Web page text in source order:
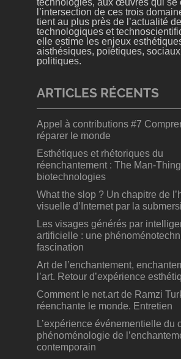
l’intersection de ces trois
tient au plus près de l’actualité
technologiques et
elle estime les enjeux
aisthésiques, poïétiques,
politiques.
ARTICLES RÉCENTS
Appel à contributions #7
réparer le monde
Esthétiques et rhétoriques du
réenchantement : The Man-
biotechnologies
What the slop ? Un chapitre de
visuelle d’Internet par la
Les visages générés par
artificielle : une
fascination
Art de l’enchantement,
l’art. Retour d’expérience
Comment le net.art de Ramzi
réenchante le monde. Entretien
L’expérience événementielle du
phénoménologie de
contemporain